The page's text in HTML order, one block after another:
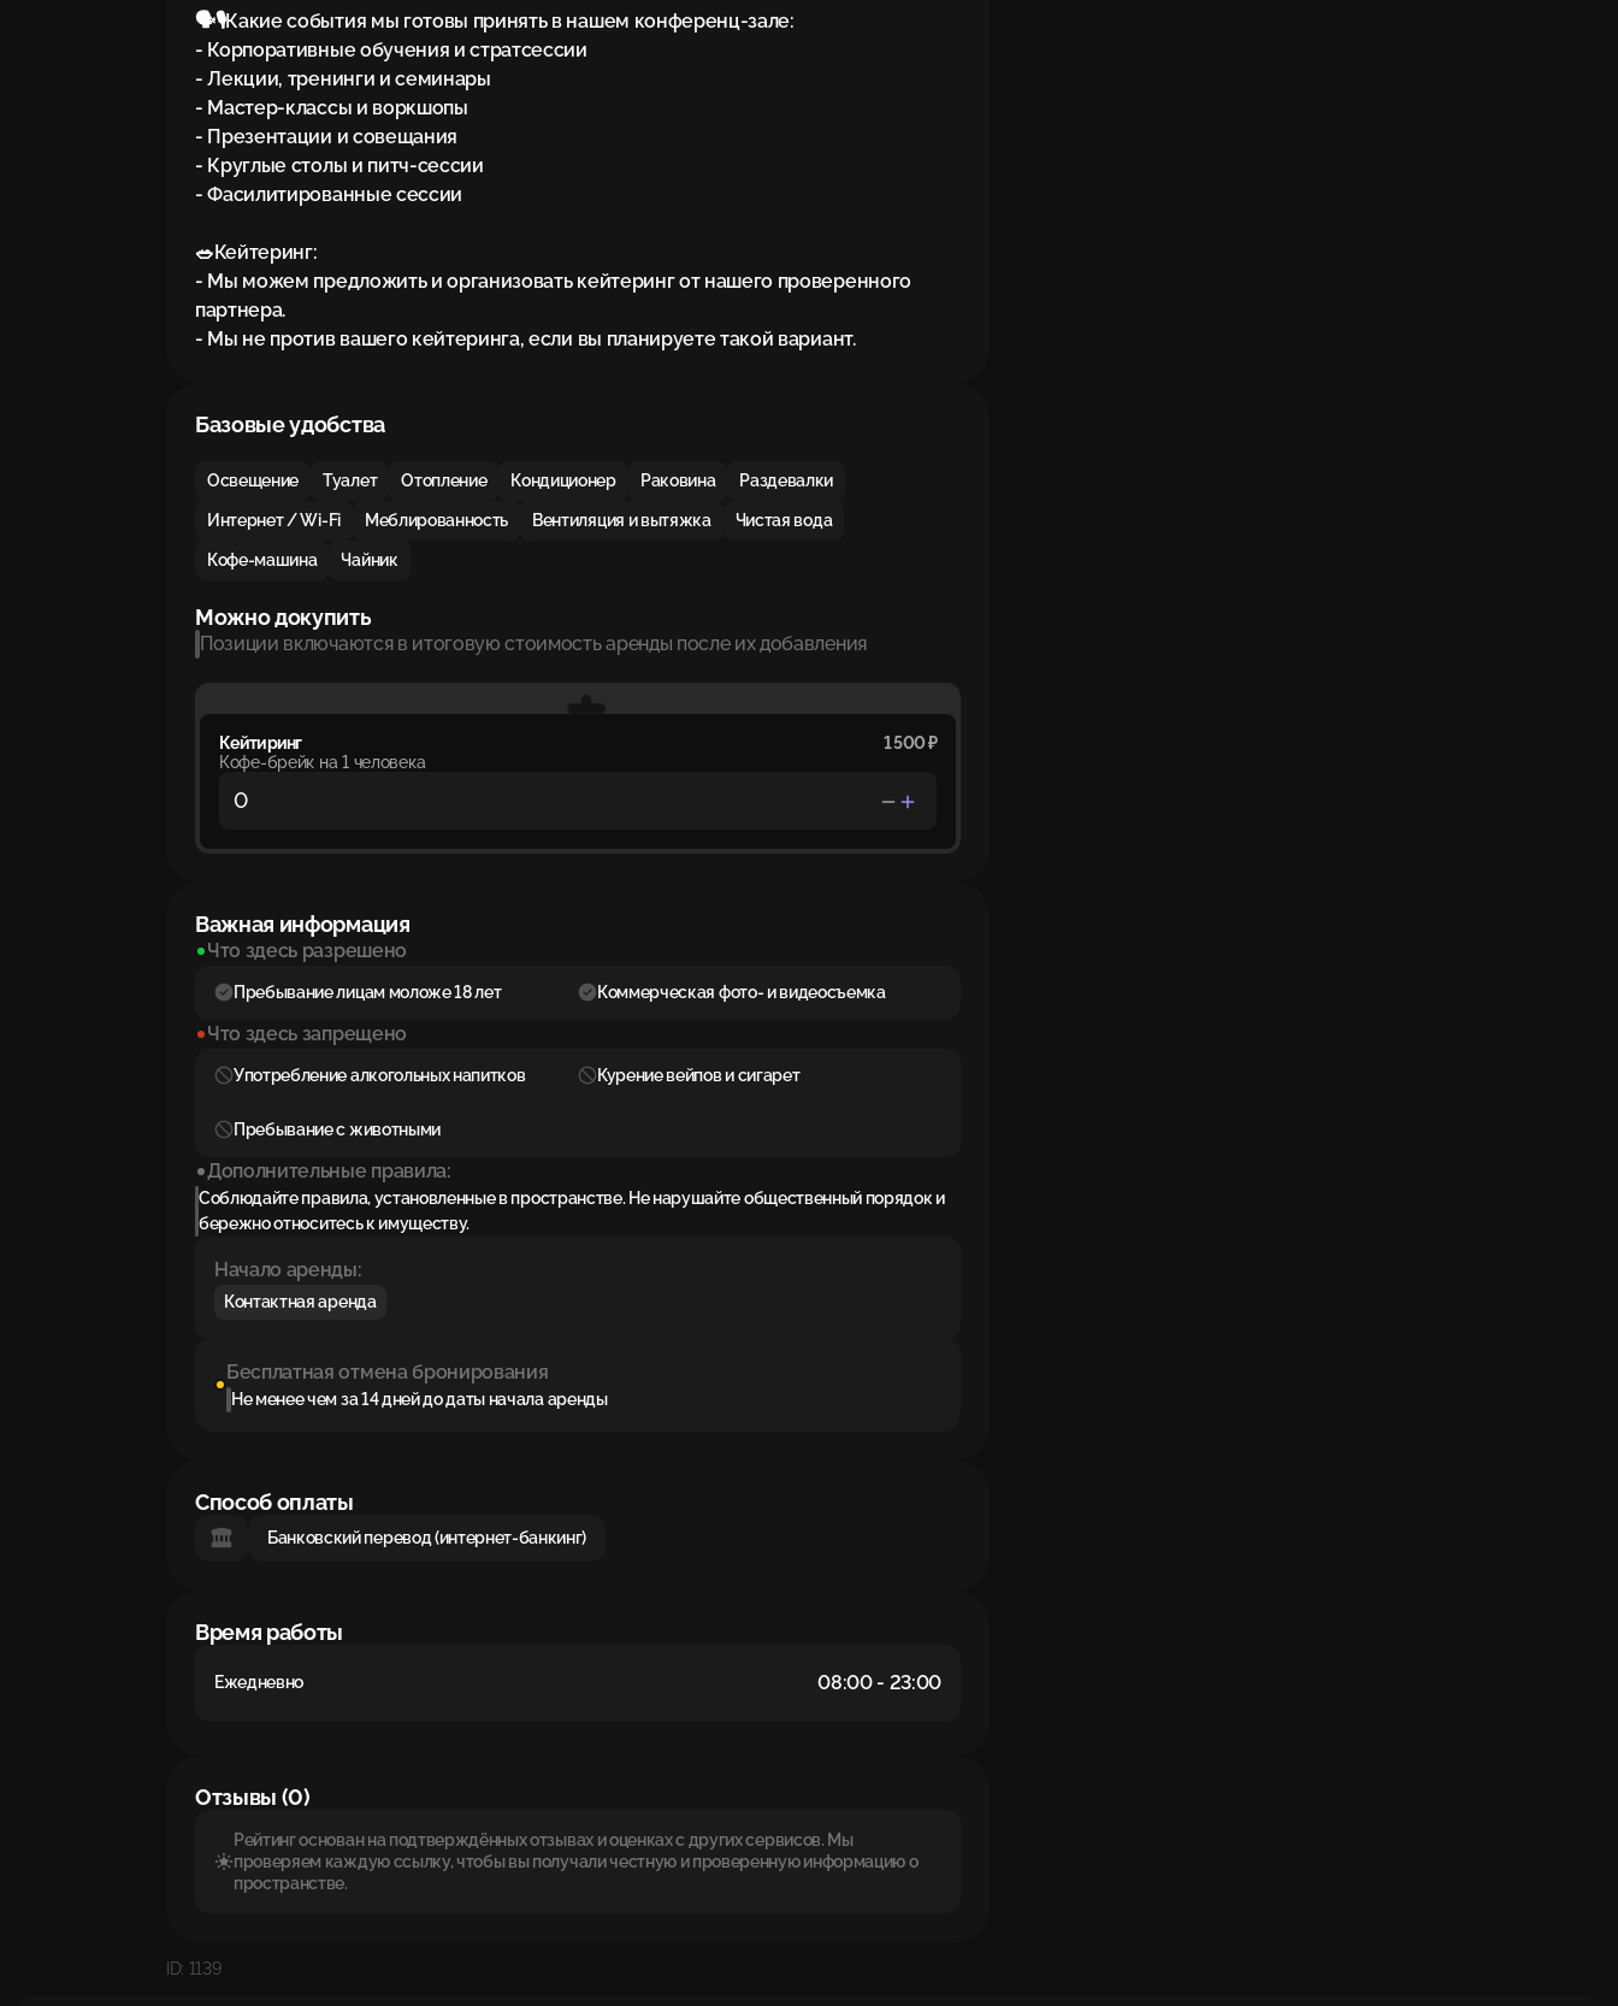
🗣🎙Какие события мы готовы принять в нашем конференц-зале:
- Корпоративные обучения и стратсессии
- Лекции, тренинги и семинары
- Мастер-классы и воркшопы
- Презентации и совещания
- Круглые столы и питч-сессии
- Фасилитированные сессии
🥗Кейтеринг:
- Мы можем предложить и организовать кейтеринг от нашего проверенного
партнера.
- Мы не против вашего кейтеринга, если вы планируете такой вариант.
Базовые удобства
Освещение Туалет Отопление Кондиционер Раковина Раздевалки
Интернет / Wi-Fi Меблированность Вентиляция и вытяжка Чистая вода
Кофе-машина Чайник
Можно докупить
Позиции включаются в итоговую стоимость аренды после их добавления
Кейтиринг
1 500 ₽
Кофе-брейк на 1 человека
Важная информация
Что здесь разрешено
Пребывание лицам моложе 18 лет Коммерческая фото- и видеосъемка
Что здесь запрещено
Употребление алкогольных напитков Курение вейпов и сигарет
Пребывание с животными
Дополнительные правила:
Соблюдайте правила, установленные в пространстве. Не нарушайте общественный порядок и
бережно относитесь к имуществу.
Начало аренды:
Контактная аренда
Бесплатная отмена бронирования
Не менее чем за 14 дней до даты начала аренды
Способ оплаты
Банковский перевод (интернет-банкинг)
Время работы
Ежедневно 08:00 - 23:00
Отзывы (0)
Рейтинг основан на подтверждённых отзывах и оценках с других сервисов. Мы
проверяем каждую ссылку, чтобы вы получали честную и проверенную информацию о
пространстве.
ID: 1139